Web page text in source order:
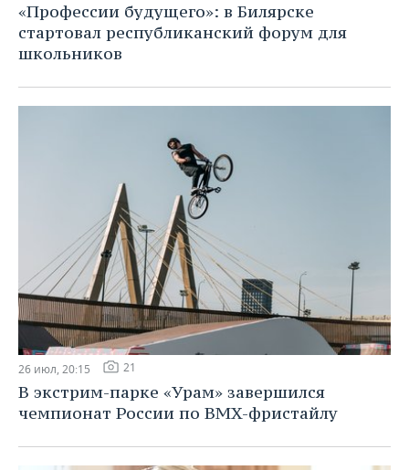
«Профессии будущего»: в Билярске
стартовал республиканский форум для
школьников
26 июл, 20:15 21
В экстрим-парке «Урам» завершился
чемпионат России по BMX-фристайлу